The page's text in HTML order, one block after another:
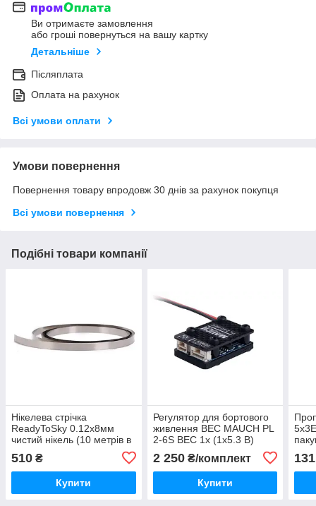
Ви отримаєте замовлення
або гроші повернуться на вашу картку
Детальніше
Післяплата
Оплата на рахунок
Всі умови оплати
Умови повернення
Повернення товару впродовж 30 днів за рахунок покупця
Всі умови повернення
Подібні товари компанії
Нікелева стрічка
ReadyToSky 0.12x8мм
чистий нікель (10 метрів в
510 ₴
Купити
Регулятор для бортового
живлення BEC MAUCH PL
2-6S BEC 1x (1x5.3 В)
2 250₴/комплект
Купити
131